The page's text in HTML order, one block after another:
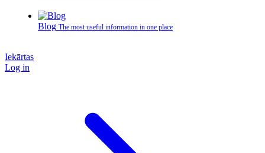
Blog The most useful information in one place
Iekārtas
Log in